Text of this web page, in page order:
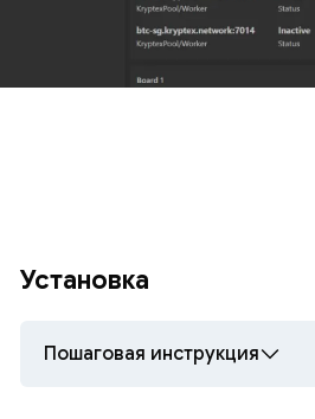
Установка
Пошаговая инструкция